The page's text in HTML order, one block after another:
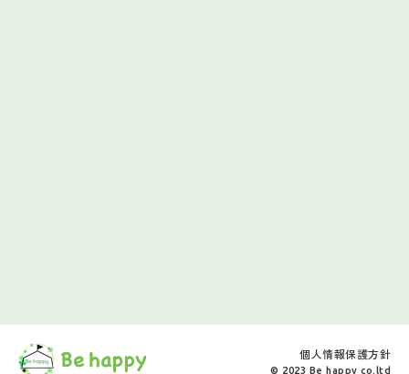
個人情報保護方針
© 2023 Be happy co.ltd